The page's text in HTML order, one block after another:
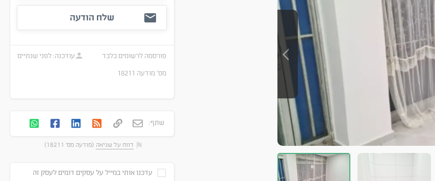
שלח הודעה
פורסמה לרשומים בלבד עודכנה:לפני שנתיים
מס׳ מודעה
שתף:
דווח על שגיאה (מודעה מס' 18211)
עדכנו אותי במייל על עסקים דומים לעסק זה